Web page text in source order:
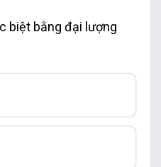
biệt bằng đại lượng